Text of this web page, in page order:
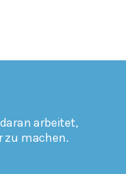
arbeitet,
zu machen.